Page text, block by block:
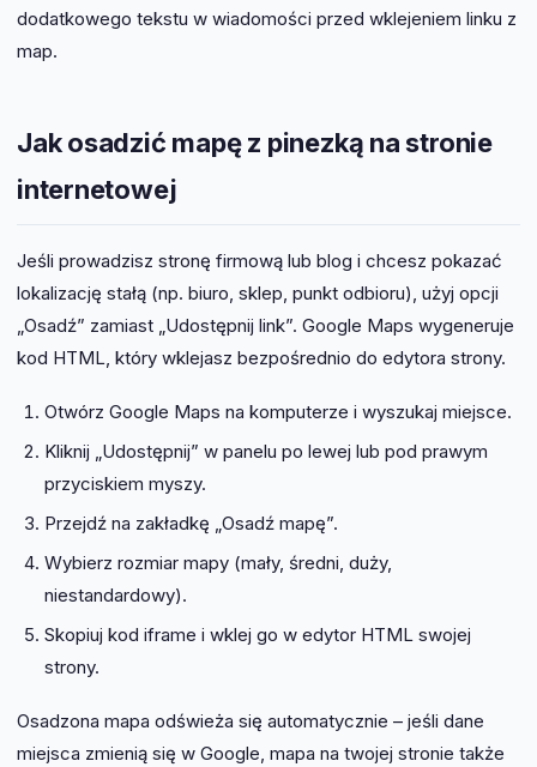
dodatkowego tekstu w wiadomości przed wklejeniem linku z
map.
Jak osadzić mapę z pinezką na stronie
internetowej
Jeśli prowadzisz stronę firmową lub blog i chcesz pokazać
lokalizację stałą (np. biuro, sklep, punkt odbioru), użyj opcji
„Osadź” zamiast „Udostępnij link”. Google Maps wygeneruje
kod HTML, który wklejasz bezpośrednio do edytora strony.
Otwórz Google Maps na komputerze i wyszukaj miejsce.
Kliknij „Udostępnij” w panelu po lewej lub pod prawym
przyciskiem myszy.
Przejdź na zakładkę „Osadź mapę”.
Wybierz rozmiar mapy (mały, średni, duży,
niestandardowy).
Skopiuj kod iframe i wklej go w edytor HTML swojej
strony.
Osadzona mapa odświeża się automatycznie – jeśli dane
miejsca zmienią się w Google, mapa na twojej stronie także